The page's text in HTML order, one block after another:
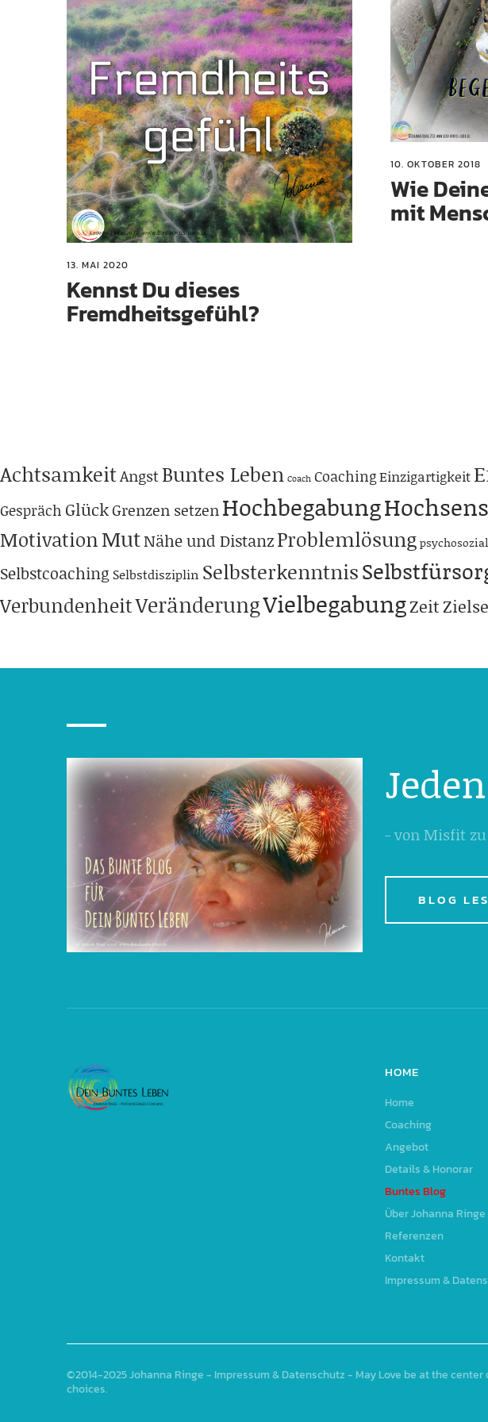
13. MAI 2020
Kennst Du dieses
Fremdheitsgefühl?
10. OKTOBER 2018
Wie
mit
AchtsamkeitAngstBuntes Leben Coach CoachingEinzigartigkeit
Gespräch GlückGrenzen setzenHochbegabung
MotivationMutNähe und DistanzProblemlösung
Selbstcoaching Selbstdisziplin Selbsterkenntnis
VerbundenheitVeränderungVielbegabungZeit
- von Misfit
BLOG
HOME
Home
Coaching
Angebot
Details & Honorar
Buntes Blog
Über Johanna Ringe
Referenzen
Kontakt
Impressum &
©2014-2025Johanna Ringe- Impressum & Datenschutz- May Love be at the center
choices